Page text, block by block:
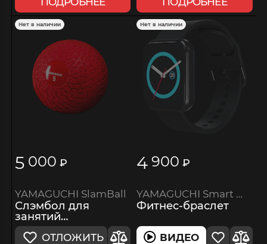
Нет в наличии
5 000 ₽
YAMAGUCHI SlamBall
Слэмбол для
занятий
кроссфитом
ОТЛОЖИТЬ
Нет в наличии
4 900 ₽
YAMAGUCHI Smart Watch
Фитнес-браслет
ВИДЕО